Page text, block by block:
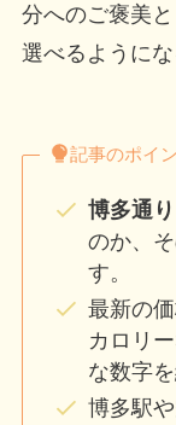
分へのご褒美
選べるようにな
記事のポイ
博多通
のか、
す。
最新の
カロリ
な数字
博多駅